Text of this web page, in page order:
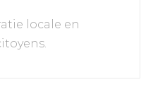
locale en